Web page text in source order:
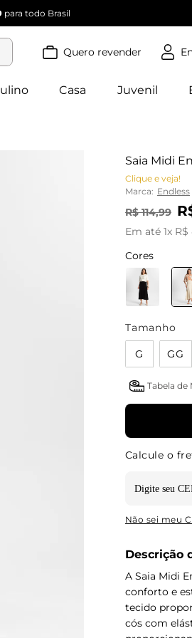
para todo Brasil
Quero revender
Casa Juvenil
Saia Midi
Clique e veja!
Marca: Endless
R$ 114,99
Em até 1x R$
Cores
Tamanho
G GG
Tabela de
Não sei meu
Descrição
A Saia Midi
conforto e
tecido
cós com